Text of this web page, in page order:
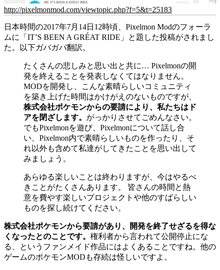
http://pixelmonmod.com/viewtopic.php?f=5&t=25183
日本時間の2017年7月14日12時頃、Pixelmon Modのフォーラ
ムに「IT’S BEEN A GRÉAT RIDE」と題した投稿がされまし
た。以下ガバガバ翻訳。
たくさんの悲しみと思い出と共に… Pixelmonの開
発を終えることを発表しなくてはなりません。
MODを開発し、こんな素晴らしいコミュニティ
を築き上げた時間はかけがえのないものですが、
株式会社ポケモンからの要請により、私たちはド
アを閉ざします。 がっかりさせてごめんなさい。
でもPixelmonを遊び、Pixelmonについて話し合
い、Pixelmon内で素晴らしいものを作ったり、そ
れ以外も含めて私達がしてきたことを思い出して
みましょう。
あらゆる楽しいことは終わりますが、今はやるべ
きことがたくさんあります。 皆さんの時間と熱
意を費やす楽しいプロジェクトや他のすばらしい
ものを探し続けてください。
株式会社ポケモンから要請があり、開発を終了せざるを得な
くなったとのことです。 権利者から言われて公開停止にな
る、というファンメイド作品にはよくあることですね。他の
ゲームのポケモンMODも存続は怪しいですよ。